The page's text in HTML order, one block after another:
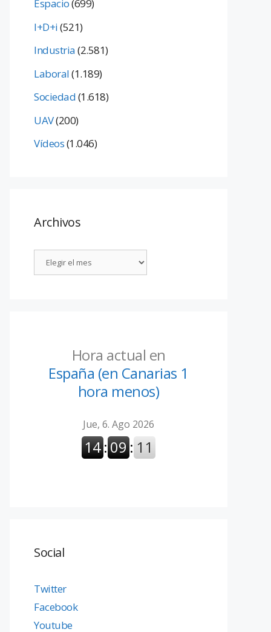
Espacio(699)
I+D+i(521)
Industria(2.581)
Laboral(1.189)
Sociedad(1.618)
UAV(200)
Vídeos(1.046)
Archivos
Hora actual en
España (en Canarias 1
hora menos)
Social
Twitter
Facebook
Youtube